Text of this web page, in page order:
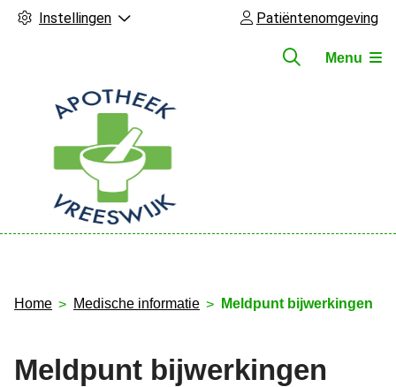
Instellingen Patiëntenomgeving
Menu
Home Medische informatie Meldpunt bijwerkingen
Meldpunt bijwerkingen